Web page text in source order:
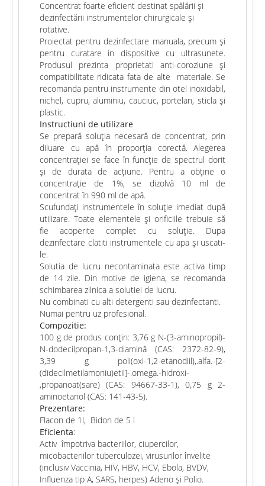
Concentrat foarte eficient destinat spălării și
dezinfectării instrumentelor chirurgicale și
rotative.
Proiectat pentru dezinfectare manuala, precum şi
pentru curatare in dispositive cu ultrasunete.
Produsul prezinta proprietati anti-coroziune şi
compatibilitate ridicata fata de alte
materiale. Se
recomanda pentru instrumente din otel inoxidabil,
nichel, cupru, aluminiu, cauciuc, portelan, sticla şi
plastic.
Instructiuni de utilizare
Se prepară soluția necesară de concentrat, prin
diluare cu apă în proporția corectă. Alegerea
concentrației se face în funcție de spectrul dorit
și de durata de acțiune. Pentru a obține o
concentrație de 1%, se dizolvă 10 ml de
concentrat în 990 ml de apă.
Scufundați instrumentele în soluție imediat după
utilizare. Toate elementele și orificiile trebuie să
fie acoperite complet cu soluție. Dupa
dezinfectare clatiti instrumentele cu apa şi uscati-
le.
Solutia de lucru necontaminata este activa timp
de 14 zile. Din motive de igiena, se recomanda
schimbarea zilnica a solutiei de lucru.
Nu combinati cu alti detergenti sau dezinfectanti.
Numai pentru uz profesional.
Compozitie:
100 g de produs conțin: 3,76 g N-(3-aminopropil)-
N-dodecilpropan-1,3-diamină (CAS: 2372-82-9),
3,39 g poli(oxi-1,2-etanodiil),.alfa.-[2-
(didecilmetilamoniu)etil]-.omega.-hidroxi-
,propanoat(sare) (CAS: 94667-33-1), 0,75 g 2-
aminoetanol (CAS: 141-43-5).
Prezentare:
Flacon de 1l, Bidon de 5 l
Eficienta:
Activ împotriva bacteriilor, ciupercilor,
micobacteriilor tuberculozei, virusurilor învelite
(inclusiv Vaccinia, HIV, HBV, HCV, Ebola, BVDV,
Influenza tip A, SARS, herpes) Adeno și Polio.